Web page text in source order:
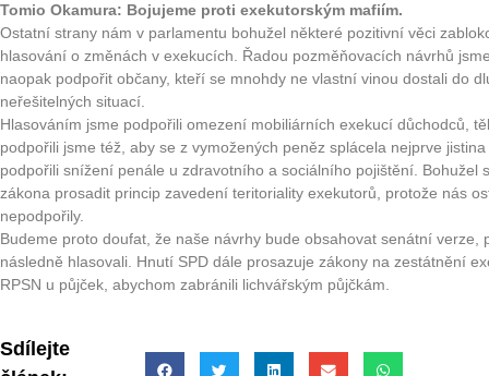
Tomio Okamura: Bojujeme proti exekutorským mafiím.
Ostatní strany nám v parlamentu bohužel některé pozitivní věci
hlasování o změnách v exekucích. Řadou pozměňovacích návrhů
naopak podpořit občany, kteří se mnohdy ne vlastní vinou dostali do
neřešitelných situací.
Hlasováním jsme podpořili omezení mobiliárních exekucí důchodců,
podpořili jsme též, aby se z vymožených peněz splácela nejprve
podpořili snížení penále u zdravotního a sociálního pojištění. Bohužel
zákona prosadit princip zavedení teritoriality exekutorů, protože nás
nepodpořily.
Budeme proto doufat, že naše návrhy bude obsahovat senátní verze,
následně hlasovali. Hnutí SPD dále prosazuje zákony na zestátnění
RPSN u půjček, abychom zabránili lichvářským půjčkám.
Sdílejte